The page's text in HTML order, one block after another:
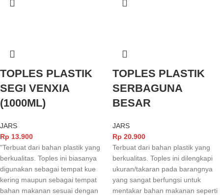
TOPLES PLASTIK
SEGI VENXIA
(1000ML)
JARS
Rp 13.900
"Terbuat dari bahan plastik yang
berkualitas. Toples ini biasanya
digunakan sebagai tempat kue
kering maupun sebagai tempat
bahan makanan sesuai dengan
TOPLES PLASTIK
SERBAGUNA
BESAR
JARS
Rp 20.900
Terbuat dari bahan plastik yang
berkualitas. Toples ini dilengkapi
ukuran/takaran pada barangnya
yang sangat berfungsi untuk
mentakar bahan makanan seperti